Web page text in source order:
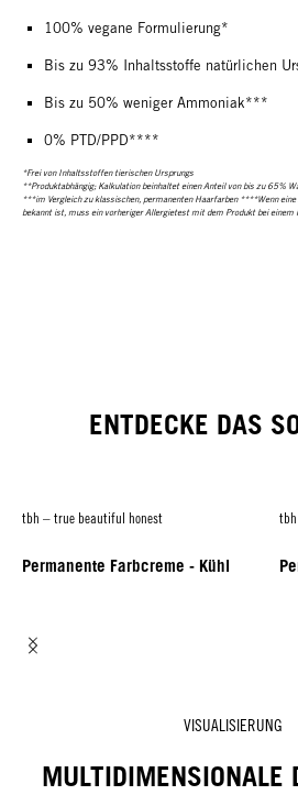
100% vegane Formulierung*
Bis zu 93% Inhaltsstoffe natürlichen
Bis zu 50% weniger Ammoniak***
0% PTD/PPD****
*Frei von Inhaltsstoffen tierischen Ursprungs
**Produktabhängig; Kalkulation beinhaltet einen Anteil von bis zu 65%
***im Vergleich zu klassischen, permanenten Haarfarben ****Wenn
bekannt ist, muss ein vorheriger Allergietest mit dem Produkt bei einem
ENTDECKE DAS
tbh – true beautiful honest
Permanente Farbcreme - Kühl
VISUALISIERUNG
MULTIDIMENSIONALE